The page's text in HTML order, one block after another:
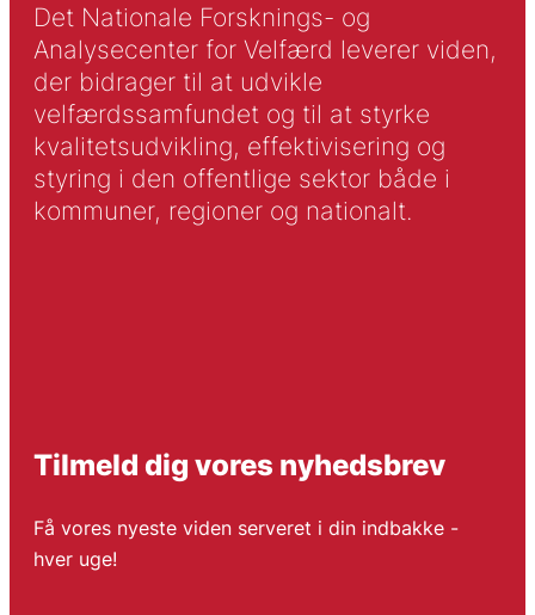
Det Nationale Forsknings- og
Analysecenter for Velfærd leverer viden,
der bidrager til at udvikle
velfærdssamfundet og til at styrke
kvalitetsudvikling, effektivisering og
styring i den offentlige sektor både i
kommuner, regioner og nationalt.
Tilmeld dig vores nyhedsbrev
Få vores nyeste viden serveret i din indbakke -
hver uge!